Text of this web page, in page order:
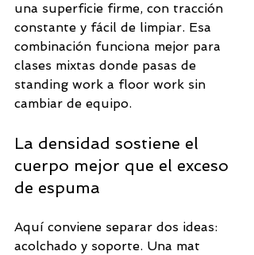
una superficie firme, con tracción
constante y fácil de limpiar. Esa
combinación funciona mejor para
clases mixtas donde pasas de
standing work a floor work sin
cambiar de equipo.
La densidad sostiene el
cuerpo mejor que el exceso
de espuma
Aquí conviene separar dos ideas:
acolchado y soporte. Una mat